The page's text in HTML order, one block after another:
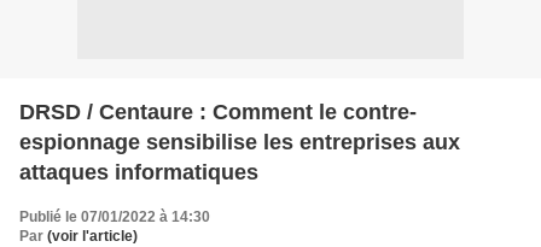
DRSD / Centaure : Comment le contre-
espionnage sensibilise les entreprises aux
attaques informatiques
Publié le 07/01/2022 à 14:30
Par (voir l'article)